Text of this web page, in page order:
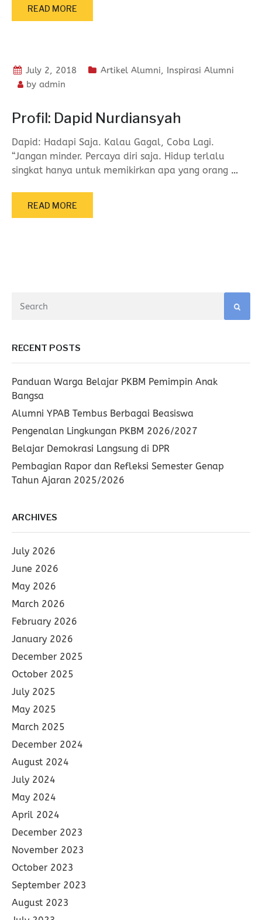
READ MORE
July 2, 2018 Artikel Alumni, Inspirasi Alumni
by admin
Profil: Dapid Nurdiansyah
Dapid: Hadapi Saja. Kalau Gagal, Coba Lagi.
“Jangan minder. Percaya diri saja. Hidup terlalu
singkat hanya untuk memikirkan apa yang orang …
READ MORE
RECENT POSTS
Panduan Warga Belajar PKBM Pemimpin Anak
Bangsa
Alumni YPAB Tembus Berbagai Beasiswa
Pengenalan Lingkungan PKBM 2026/2027
Belajar Demokrasi Langsung di DPR
Pembagian Rapor dan Refleksi Semester Genap
Tahun Ajaran 2025/2026
ARCHIVES
July 2026
June 2026
May 2026
March 2026
February 2026
January 2026
December 2025
October 2025
July 2025
May 2025
March 2025
December 2024
August 2024
July 2024
May 2024
April 2024
December 2023
November 2023
October 2023
September 2023
August 2023